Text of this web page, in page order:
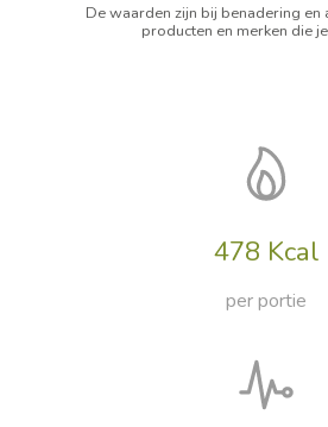
De waarden zijn bij benadering en
producten en merken die
478 Kcal
per portie